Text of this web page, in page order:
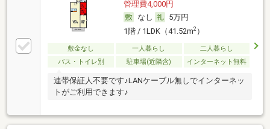
管理費4,000円
なし
5万円
1階 / 1LDK（41.52m2）
敷金なし 一人暮らし
二人暮らし
バス・トイレ別
駐車場(近隣含) インターネット無料
連帯保証人不要です♪LANケーブル無しでインターネッ
トがご利用できます♪